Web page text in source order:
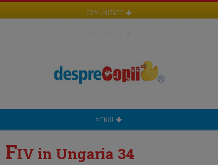
COMUNITATE
MENIU
FIV in Ungaria 34